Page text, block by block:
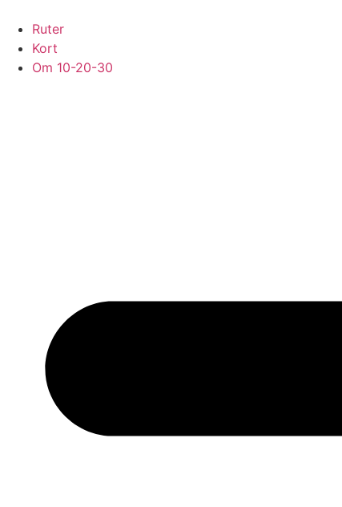
indhold
Ruter
Kort
Om 10-20-30